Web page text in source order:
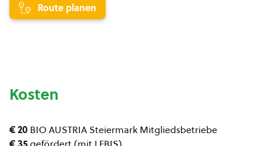
Route planen
Kosten
€ 20 BIO AUSTRIA Steiermark Mitgliedsbetriebe